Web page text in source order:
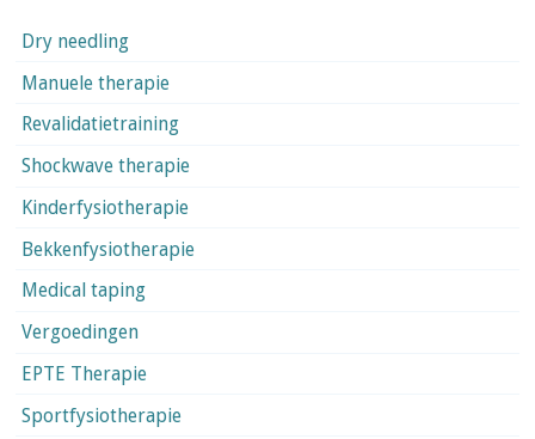
Dry needling
Manuele therapie
Revalidatietraining
Shockwave therapie
Kinderfysiotherapie
Bekkenfysiotherapie
Medical taping
Vergoedingen
EPTE Therapie
Sportfysiotherapie